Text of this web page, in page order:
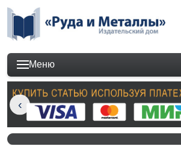
Меню